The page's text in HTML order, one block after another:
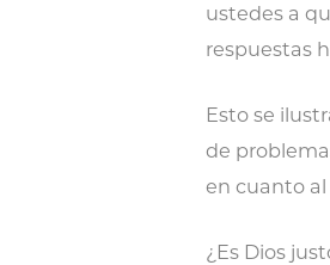
ustedes a
respuestas
Esto se
de
en cuanto
¿Es Dios